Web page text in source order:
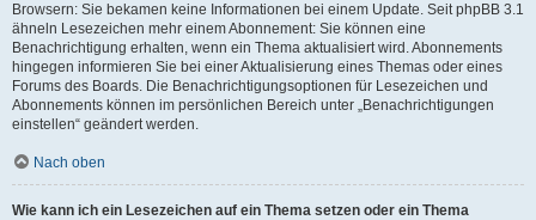
Browsern: Sie bekamen keine Informationen bei einem Update. Seit phpBB 3.1
ähneln Lesezeichen mehr einem Abonnement: Sie können eine
Benachrichtigung erhalten, wenn ein Thema aktualisiert wird. Abonnements
hingegen informieren Sie bei einer Aktualisierung eines Themas oder eines
Forums des Boards. Die Benachrichtigungsoptionen für Lesezeichen und
Abonnements können im persönlichen Bereich unter „Benachrichtigungen
einstellen“ geändert werden.
Nach oben
Wie kann ich ein Lesezeichen auf ein Thema setzen oder ein Thema